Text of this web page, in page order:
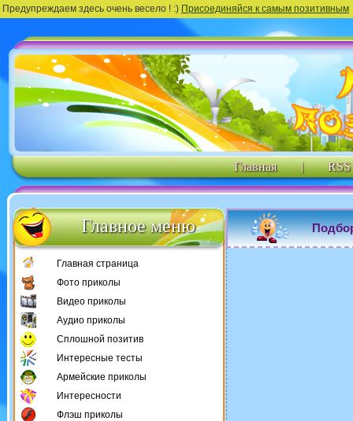
Предупреждаем здесь очень весело ! :) Присоединяйся к самым позитивным
Главная | RSS
Главное меню
Главная страница
Фото приколы
Видео приколы
Аудио приколы
Сплошной позитив
Интересные тесты
Армейские приколы
Интересности
Флэш приколы